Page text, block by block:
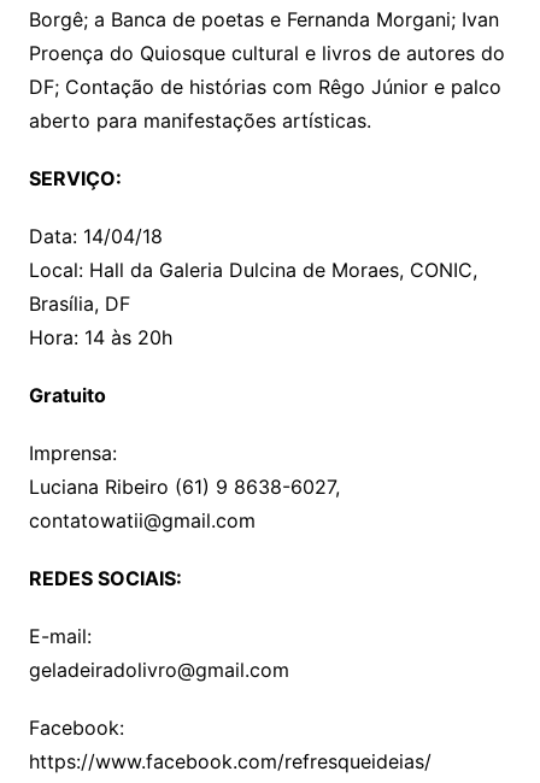
Borgê; a Banca de poetas e Fernanda Morgani; Ivan
Proença do Quiosque cultural e livros de autores do
DF; Contação de histórias com Rêgo Júnior e palco
aberto para manifestações artísticas.
SERVIÇO:
Data: 14/04/18
Local: Hall da Galeria Dulcina de Moraes, CONIC,
Brasília, DF
Hora: 14 às 20h
Gratuito
Imprensa:
Luciana Ribeiro (61) 9 8638-6027,
contatowatii@gmail.com
REDES SOCIAIS:
E-mail:
geladeiradolivro@gmail.com
Facebook:
https://www.facebook.com/refresqueideias/